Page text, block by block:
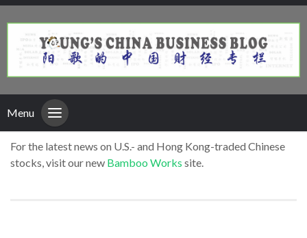
Menu
For the latest news on U.S.- and Hong Kong-traded Chinese
stocks, visit our new Bamboo Works site.